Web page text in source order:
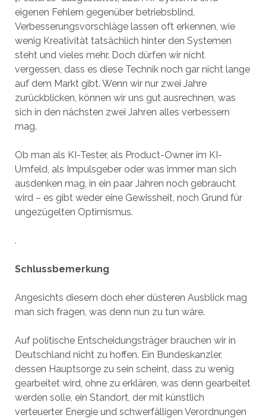
eigenen Fehlern gegenüber betriebsblind,
Verbesserungsvorschläge lassen oft erkennen, wie
wenig Kreativität tatsächlich hinter den Systemen
steht und vieles mehr. Doch dürfen wir nicht
vergessen, dass es diese Technik noch gar nicht lange
auf dem Markt gibt. Wenn wir nur zwei Jahre
zurückblicken, können wir uns gut ausrechnen, was
sich in den nächsten zwei Jahren alles verbessern
mag.
Ob man als KI-Tester, als Product-Owner im KI-
Umfeld, als Impulsgeber oder was immer man sich
ausdenken mag, in ein paar Jahren noch gebraucht
wird – es gibt weder eine Gewissheit, noch Grund für
ungezügelten Optimismus.
.
Schlussbemerkung
Angesichts diesem doch eher düsteren Ausblick mag
man sich fragen, was denn nun zu tun wäre.
Auf politische Entscheidungsträger brauchen wir in
Deutschland nicht zu hoffen. Ein Bundeskanzler,
dessen Hauptsorge zu sein scheint, dass zu wenig
gearbeitet wird, ohne zu erklären, was denn gearbeitet
werden solle, ein Standort, der mit künstlich
verteuerter Energie und schwerfälligen Verordnungen